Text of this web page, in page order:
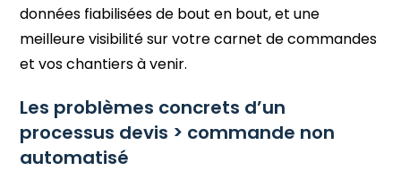
données fiabilisées de bout en bout, et une
meilleure visibilité sur votre carnet de commandes
et vos chantiers à venir.
Les problèmes concrets d’un
processus devis > commande non
automatisé